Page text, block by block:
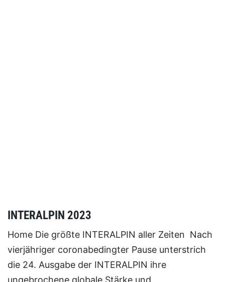
INTERALPIN 2023
Home Die größte INTERALPIN aller Zeiten Nach
vierjähriger coronabedingter Pause unterstrich
die 24. Ausgabe der INTERALPIN ihre
ungebrochene globale Stärke und